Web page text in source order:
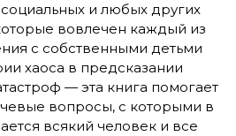
и любых других
вовлечен каждый из
с собственными детьми
хаоса в предсказании
— эта книга помогает
вопросы, с которыми в
всякий человек и все